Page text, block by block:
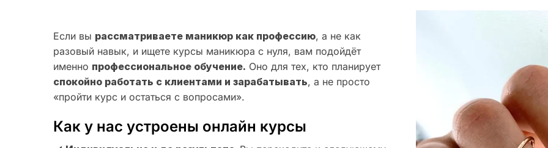
Если вы рассматриваете маникюр как профессию, а не как
разовый навык, и ищете курсы маникюра с нуля, вам подойдёт
именно профессиональное обучение. Оно для тех, кто планирует
спокойно работать с клиентами и зарабатывать, а не просто
«пройти курс и остаться с вопросами».
Как у нас устроены онлайн курсы